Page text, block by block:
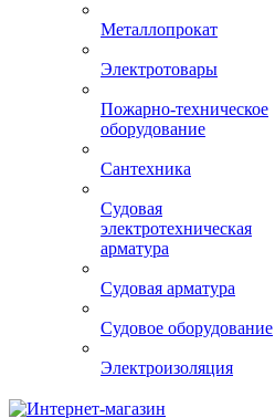
Металлопрокат
Электротовары
Пожарно-техническое
оборудование
Сантехника
Судовая
электротехническая
арматура
Судовая арматура
Судовое оборудование
Электроизоляция